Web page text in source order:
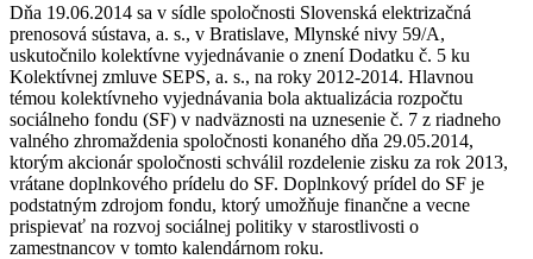
Dňa 19.06.2014 sa v sídle spoločnosti Slovenská elektrizačná
prenosová sústava, a. s., v Bratislave, Mlynské nivy 59/A,
uskutočnilo kolektívne vyjednávanie o znení Dodatku č. 5 ku
Kolektívnej zmluve SEPS, a. s., na roky 2012-2014. Hlavnou
témou kolektívneho vyjednávania bola aktualizácia rozpočtu
sociálneho fondu (SF) v nadväznosti na uznesenie č. 7 z riadneho
valného zhromaždenia spoločnosti konaného dňa 29.05.2014,
ktorým akcionár spoločnosti schválil rozdelenie zisku za rok 2013,
vrátane doplnkového prídelu do SF. Doplnkový prídel do SF je
podstatným zdrojom fondu, ktorý umožňuje finančne a vecne
prispievať na rozvoj sociálnej politiky v starostlivosti o
zamestnancov v tomto kalendárnom roku.